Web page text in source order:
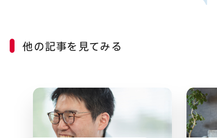
他の記事を見てみる